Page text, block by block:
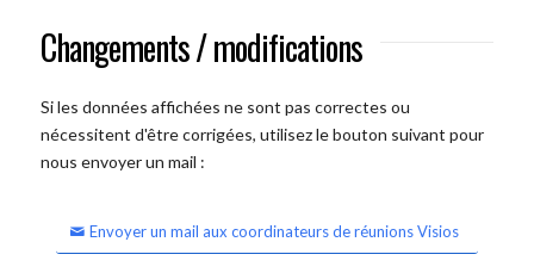
Changements / modifications
Si les données affichées ne sont pas correctes ou
nécessitent d'être corrigées, utilisez le bouton suivant pour
nous envoyer un mail :
Envoyer un mail aux coordinateurs de réunions Visios